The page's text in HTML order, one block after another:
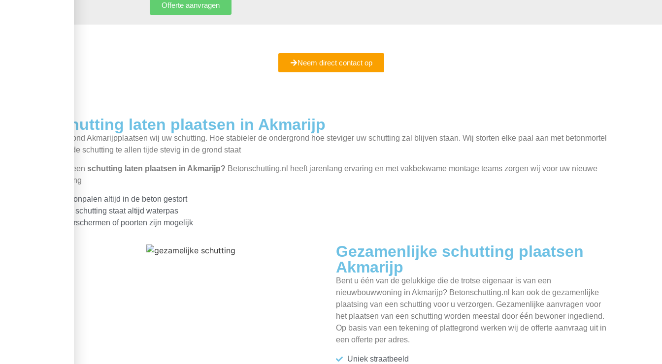
Offerte aanvragen
Neem direct contact op
Schutting laten plaatsen in Akmarijp
In en rond Akmarijpplaatsen wij uw schutting. Hoe stabieler de ondergrond hoe steviger uw schutting zal blijven staan. Wij storten elke paal aan met betonmortel
zodat de schutting te allen tijde stevig in de grond staat
Wilt u een schutting laten plaatsen in Akmarijp? Betonschutting.nl heeft jarenlang ervaring en met vakbekwame montage teams zorgen wij voor uw nieuwe
schutting
Betonpalen altijd in de beton gestort
Uw schutting staat altijd waterpas
Sierschermen of poorten zijn mogelijk
Gezamenlijke schutting plaatsen
Akmarijp
Bent u één van de gelukkige die de trotse eigenaar is van een
nieuwbouwwoning in Akmarijp? Betonschutting.nl kan ook de gezamenlijke
plaatsing van een schutting voor u verzorgen. Gezamenlijke aanvragen voor
het plaatsen van een schutting worden meestal door één bewoner ingediend.
Op basis van een tekening of plattegrond werken wij de offerte aanvraag uit in
een offerte per adres.
Uniek straatbeeld